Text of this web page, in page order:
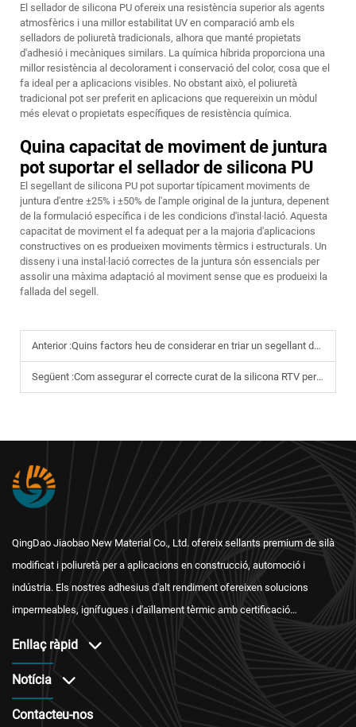
El sellador de silicona PU ofereix una resistència superior als agents
atmosfèrics i una millor estabilitat UV en comparació amb els
selladors de poliuretà tradicionals, alhora que manté propietats
d'adhesió i mecàniques similars. La química híbrida proporciona una
millor resistència al decolorament i conservació del color, cosa que el
fa ideal per a aplicacions visibles. No obstant això, el poliuretà
tradicional pot ser preferit en aplicacions que requereixin un mòdul
més elevat o propietats específiques de resistència química.
Quina capacitat de moviment de juntura
pot suportar el sellador de silicona PU
El segellant de silicona PU pot suportar típicament moviments de
juntura d'entre ±25% i ±50% de l'ample original de la juntura, depenent
de la formulació específica i de les condicions d'instal·lació. Aquesta
capacitat de moviment el fa adequat per a la majoria d'aplicacions
constructives on es produeixen moviments tèrmics i estructurals. Un
disseny i una instal·lació correctes de la juntura són essencials per
assolir una màxima adaptació al moviment sense que es produeixi la
fallada del segell.
Anterior :Quins factors heu de considerar en triar un segellant de silicona?
Següent :Com assegurar el correcte curat de la silicona RTV per a una màxima resistència?
QingDao Jiaobao New Material Co., Ltd. ofereix sellants premium de silà
modificat i poliuretà per a aplicacions en construcció, automoció i
indústria. Els nostres adhesius d'alt rendiment ofereixen solucions
impermeables, ignífugues i d'aïllament tèrmic amb certificació
Enllaç ràpid
Notícia
Contacteu-nos